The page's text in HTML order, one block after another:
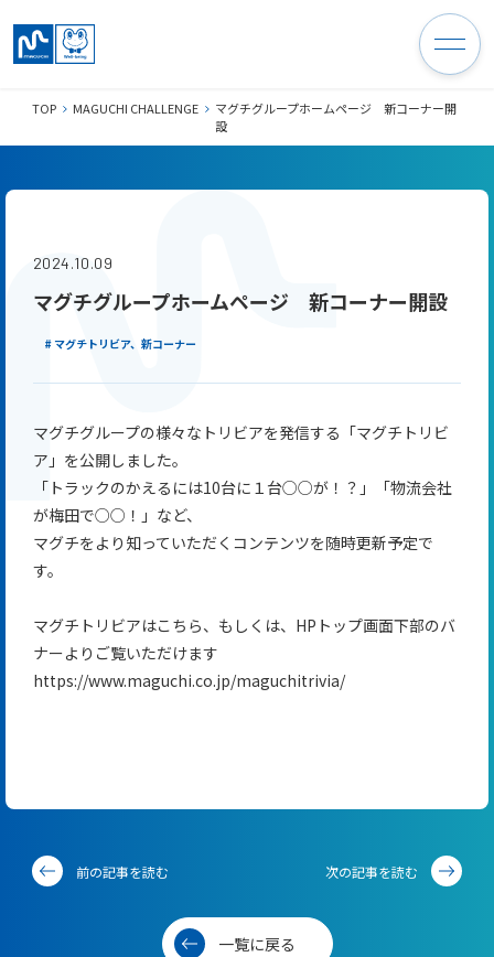
TOP MAGUCHI CHALLENGE
マグチグループホームページ 新コーナー開
設
2024.10.09
マグチグループホームページ 新コーナー開設
# マグチトリビア、新コーナー
マグチグループの様々なトリビアを発信する「マグチトリビ
ア」を公開しました。
「トラックのかえるには10台に１台○○が！？」「物流会社
が梅田で○○！」など、
マグチをより知っていただくコンテンツを随時更新予定で
す。
マグチトリビアはこちら、もしくは、 HP トップ画面下部のバ
ナーよりご覧いただけます
https://www.maguchi.co.jp/maguchitrivia/
前の記事を読む
一覧に戻る
次の記事を読む